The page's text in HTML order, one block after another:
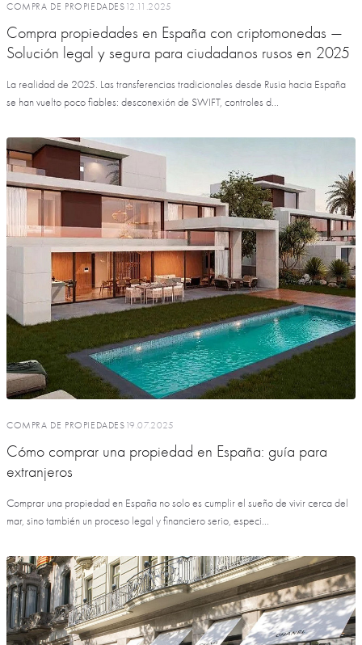
COMPRA DE PROPIEDADES 12.11.2025
Compra propiedades en España con criptomonedas —
Solución legal y segura para ciudadanos rusos en 2025
La realidad de 2025. Las transferencias tradicionales desde Rusia hacia España
se han vuelto poco fiables: desconexión de SWIFT, controles d...
COMPRA DE PROPIEDADES 19.07.2025
Cómo comprar una propiedad en España: guía para
extranjeros
Comprar una propiedad en España no solo es cumplir el sueño de vivir cerca del
mar, sino también un proceso legal y financiero serio, especi...